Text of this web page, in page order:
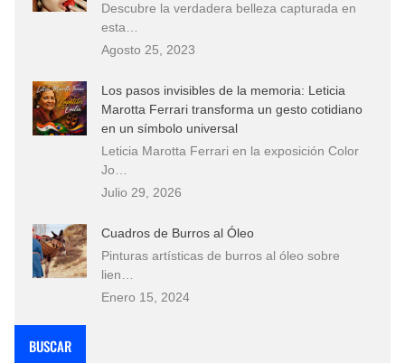
Descubre la verdadera belleza capturada en
esta…
Agosto 25, 2023
Los pasos invisibles de la memoria: Leticia
Marotta Ferrari transforma un gesto cotidiano
en un símbolo universal
Leticia Marotta Ferrari en la exposición Color
Jo…
Julio 29, 2026
Cuadros de Burros al Óleo
Pinturas artísticas de burros al óleo sobre
lien…
Enero 15, 2024
BUSCAR